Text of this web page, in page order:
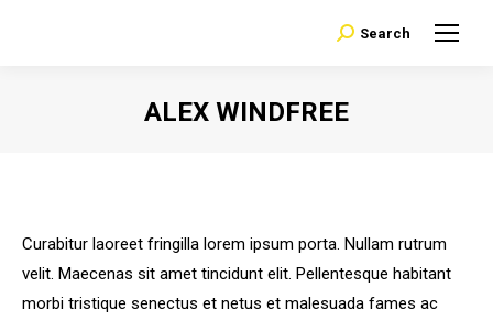
Search:
Search
ALEX WINDFREE
Curabitur laoreet fringilla lorem ipsum porta. Nullam rutrum
velit. Maecenas sit amet tincidunt elit. Pellentesque habitant
morbi tristique senectus et netus et malesuada fames ac